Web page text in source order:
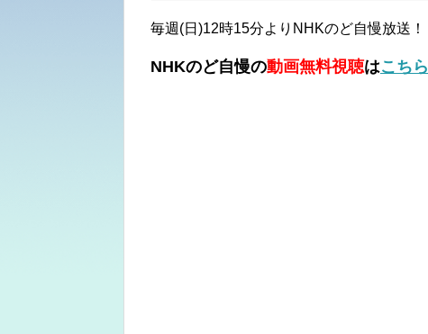
毎週(日)12時15分よりNHKのど自慢放送！
NHKのど自慢の動画無料視聴はこちら